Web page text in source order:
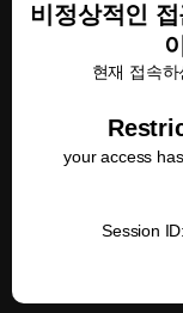
비정상적인
현재 접속
your access
Session